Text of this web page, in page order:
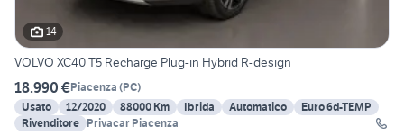
14
VOLVO XC40 T5 Recharge Plug-in Hybrid R-design
18.990 €Piacenza (PC)
Usato
12/2020 88000 Km Ibrida Automatico
Euro 6d-TEMP
Rivenditore Privacar Piacenza